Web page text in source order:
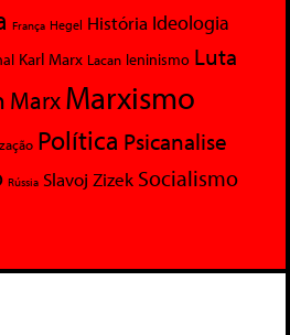
França Hegel História Ideologia
Karl Marx Lacan leninismo Luta
MarxMarxismo
Política Psicanalise
Rússia Slavoj Zizek Socialismo